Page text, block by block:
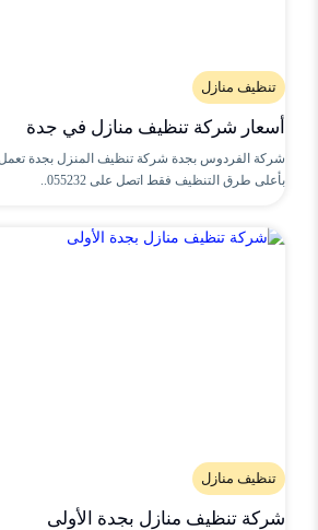
تنظيف منازل
أسعار شركة تنظيف منازل في جدة
شركة الفردوس بجدة شركة تنظيف المنزل بجدة
بأعلى طرق التنظيف فقط اتصل على 055232..
تنظيف منازل
شركة تنظيف منازل بجدة الأولى